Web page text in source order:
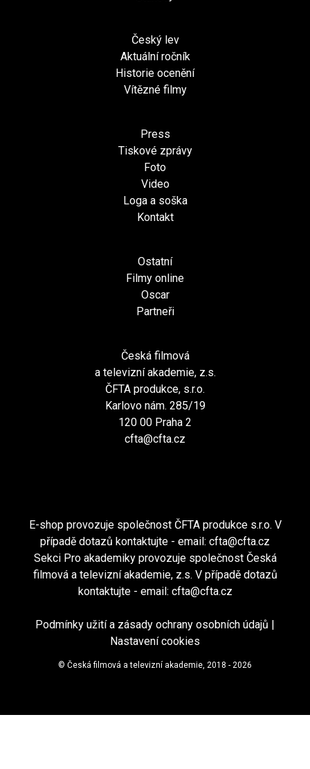
Český lev
Aktuální ročník
Historie ocenění
Vítězné filmy
Press
Tiskové zprávy
Foto
Video
Loga a soška
Kontakt
Ostatní
Filmy online
Oscar
Partneři
Česká filmová
a televizní akademie, z.s.
ČFTA produkce, s.r.o.
Karlovo nám. 285/19
120 00 Praha 2
cfta@cfta.cz
E-shop provozuje společnost ČFTA produkce s.r.o. V
případě dotazů kontaktujte - email: cfta@cfta.cz
Sekci Pro akademiky provozuje společnost Česká
filmová a televizní akademie, z.s. V případě dotazů
kontaktujte - email: cfta@cfta.cz
Podmínky užití a zásady ochrany osobních údajů |
Nastavení cookies
© Česká filmová a televizní akademie, 2018 - 2026